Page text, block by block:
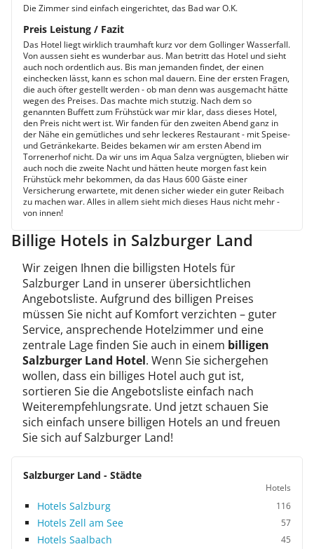
Die Zimmer sind einfach eingerichtet, das Bad war O.K.
Preis Leistung / Fazit
Das Hotel liegt wirklich traumhaft kurz vor dem Gollinger Wasserfall.
Von aussen sieht es wunderbar aus. Man betritt das Hotel und sieht
auch noch ordentlich aus. Bis man jemanden findet, der einen
einchecken lässt, kann es schon mal dauern. Eine der ersten Fragen,
die auch öfter gestellt werden - ob man denn was ausgemacht hätte
wegen des Preises. Das machte mich stutzig. Nach dem so
genannten Buffett zum Frühstück war mir klar, dass dieses Hotel,
den Preis nicht wert ist. Wir fanden für den zweiten Abend ganz in
der Nähe ein gemütliches und sehr leckeres Restaurant - mit Speise-
und Getränkekarte. Beides bekamen wir am ersten Abend im
Torrenerhof nicht. Da wir uns im Aqua Salza vergnügten, blieben wir
auch noch die zweite Nacht und hätten heute morgen fast kein
Frühstück mehr bekommen, da das Haus 600 Gäste einer
Versicherung erwartete, mit denen sicher wieder ein guter Reibach
zu machen war. Alles in allem sieht mich dieses Haus nicht mehr -
von innen!
Billige Hotels in Salzburger Land
Wir zeigen Ihnen die billigsten Hotels für
Salzburger Land in unserer übersichtlichen
Angebotsliste. Aufgrund des billigen Preises
müssen Sie nicht auf Komfort verzichten – guter
Service, ansprechende Hotelzimmer und eine
zentrale Lage finden Sie auch in einem billigen
Salzburger Land Hotel. Wenn Sie sichergehen
wollen, dass ein billiges Hotel auch gut ist,
sortieren Sie die Angebotsliste einfach nach
Weiterempfehlungsrate. Und jetzt schauen Sie
sich einfach unsere billigen Hotels an und freuen
Sie sich auf Salzburger Land!
Salzburger Land - Städte
Hotels
Hotels Salzburg 116
Hotels Zell am See 57
Hotels Saalbach 45